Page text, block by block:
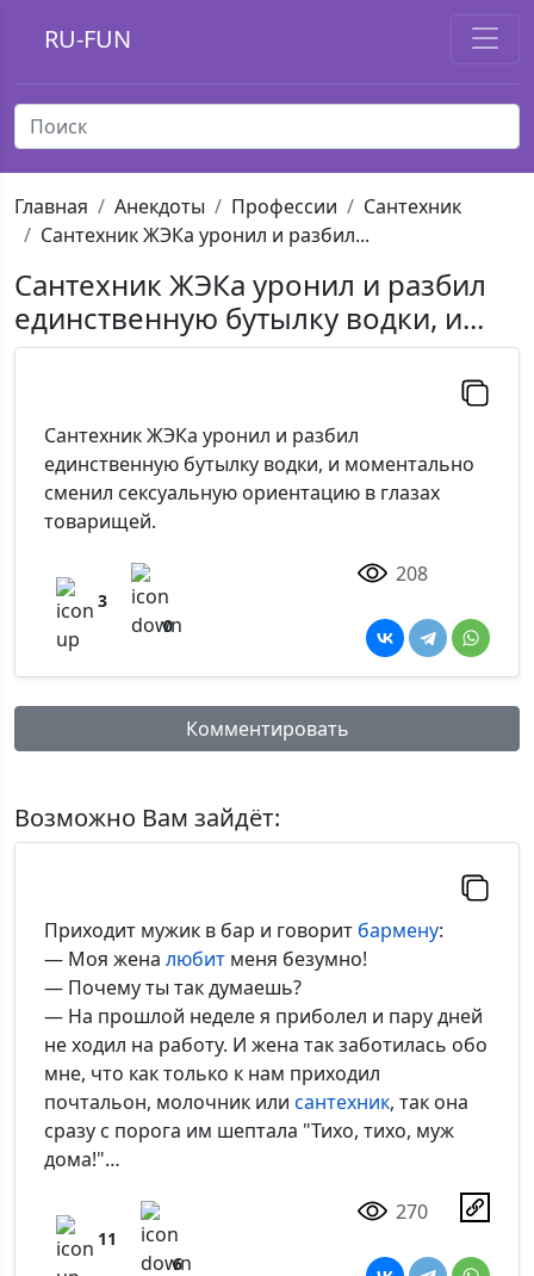
RU-FUN
Главная Анекдоты Профессии
Сантехник
Сантехник ЖЭКа уронил и разбил...
Сантехник ЖЭКа уронил и разбил
единственную бутылку водки, и...
Сантехник ЖЭКа уронил и разбил
единственную бутылку водки, и моментально
сменил сексуальную ориентацию в глазах
товарищей.
3
0
208
Комментировать
*Максимальное кол-во символов - 500. Ручная модерация.
Добавить
Возможно Вам зайдёт:
Приходит мужик в бар и говорит бармену:
— Моя жена любит меня безумно!
— Почему ты так думаешь?
— На прошлой неделе я приболел и пару дней
не ходил на работу. И жена так заботилась обо
мне, что как только к нам приходил
почтальон, молочник или сантехник, так она
сразу с порога им шептала "Тихо, тихо, муж
дома!"…
11
6
270